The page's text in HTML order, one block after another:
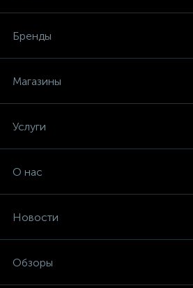
Бренды
Магазины
Услуги
О нас
Новости
Обзоры